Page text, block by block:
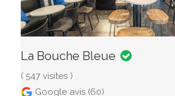
La Bouche Bleue
( 547 visites )
Google avis (60)